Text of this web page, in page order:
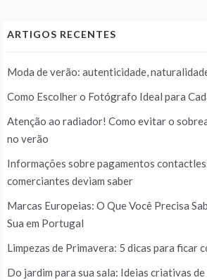
ARTIGOS RECENTES
Moda de verão: autenticidade,
Como Escolher o Fotógrafo Ideal para
Atenção ao radiador! Como evitar o
no verão
Informações sobre pagamentos
comerciantes deviam saber
Marcas Europeias: O Que Você Precisa
Sua em Portugal
Limpezas de Primavera: 5 dicas para ficar
Do jardim para sua sala: Ideias criativas